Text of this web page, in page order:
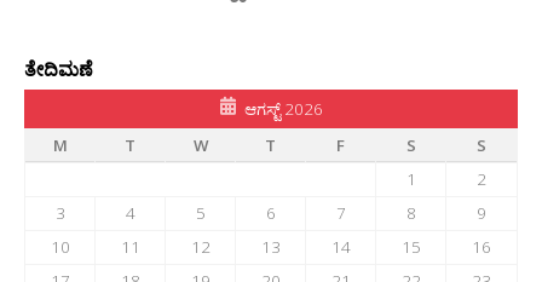
ತೇದಿಮಣೆ
ಆಗಸ್ಟ್ 2026
M
T W T F S
S
1
2
3
4 5 6 7 8
9
10
11 12 13 14 15
16